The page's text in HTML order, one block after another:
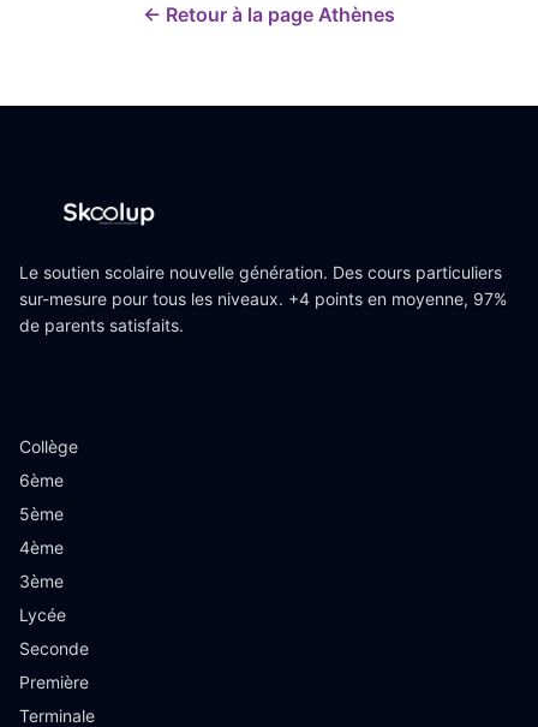
← Retour à la page Athènes
Le soutien scolaire nouvelle génération. Des cours particuliers
sur-mesure pour tous les niveaux. +4 points en moyenne, 97%
de parents satisfaits.
Collège
6ème
5ème
4ème
3ème
Lycée
Seconde
Première
Terminale